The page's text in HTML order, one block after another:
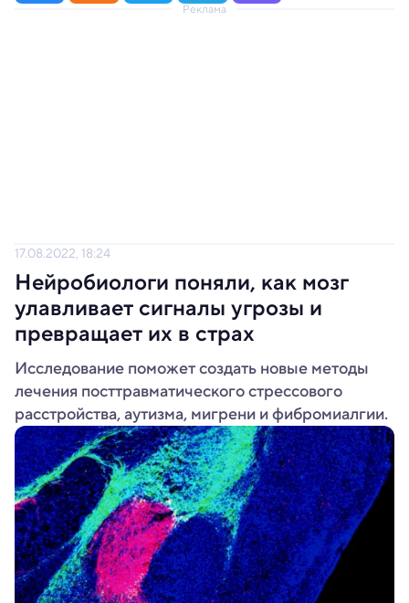
Реклама
17.08.2022, 18:24
Нейробиологи поняли, как мозг
улавливает сигналы угрозы и
превращает их в страх
Исследование поможет создать новые методы
лечения посттравматического стрессового
расстройства, аутизма, мигрени и фибромиалгии.